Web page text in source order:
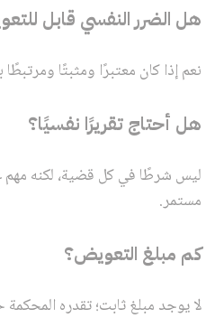
هل الضرر النفسي قابل
نعم إذا كان معتبرًا ومثبتًا
هل أحتاج تقريرًا نفسيًا؟
ليس شرطًا في كل قضية، لكنه مهم
مستمر.
كم مبلغ التعويض؟
لا يوجد مبلغ ثابت؛ تقدره